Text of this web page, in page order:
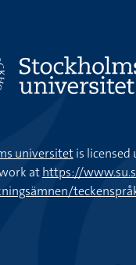
universitetis licensed
athttps://